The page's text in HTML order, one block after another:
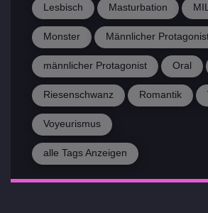
Lesbisch Masturbation
Monster Männlicher
männlicher Protagonist Oral
Riesenschwanz Romantik
Voyeurismus
alle Tags Anzeigen